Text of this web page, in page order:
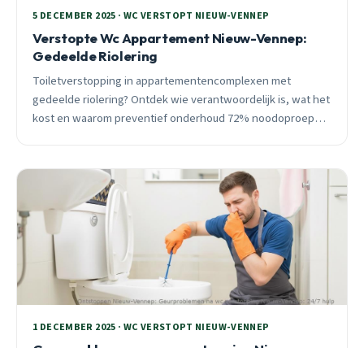
5 DECEMBER 2025 · WC VERSTOPT NIEUW-VENNEP
Verstopte Wc Appartement Nieuw-Vennep:
Gedeelde Riolering
Toiletverstopping in appartementencomplexen met
gedeelde riolering? Ontdek wie verantwoordelijk is, wat het
kost en waarom preventief onderhoud 72% noodoproepen
1 DECEMBER 2025 · WC VERSTOPT NIEUW-VENNEP